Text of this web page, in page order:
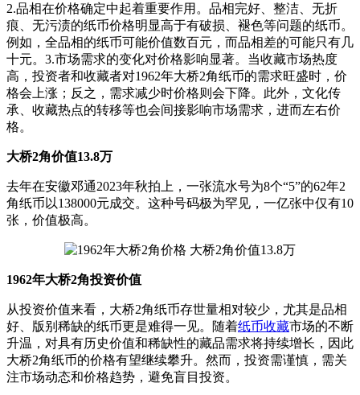
2.品相在价格确定中起着重要作用。品相完好、整洁、无折
痕、无污渍的纸币价格明显高于有破损、褪色等问题的纸币。
例如，全品相的纸币可能价值数百元，而品相差的可能只有几
十元。3.市场需求的变化对价格影响显著。当收藏市场热度
高，投资者和收藏者对1962年大桥2角纸币的需求旺盛时，价
格会上涨；反之，需求减少时价格则会下降。此外，文化传
承、收藏热点的转移等也会间接影响市场需求，进而左右价
格。
大桥2角价值13.8万
去年在安徽邓通2023年秋拍上，一张流水号为8个“5”的62年2
角纸币以138000元成交。这种号码极为罕见，一亿张中仅有10
张，价值极高。
1962年大桥2角投资价值
从投资价值来看，大桥2角纸币存世量相对较少，尤其是品相
好、版别稀缺的纸币更是难得一见。随着纸币收藏市场的不断
升温，对具有历史价值和稀缺性的藏品需求将持续增长，因此
大桥2角纸币的价格有望继续攀升。然而，投资需谨慎，需关
注市场动态和价格趋势，避免盲目投资。